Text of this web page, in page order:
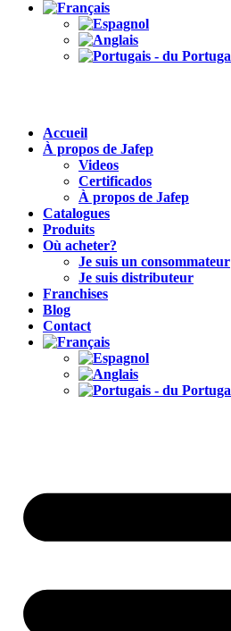
Accueil
À propos de Jafep
Videos
Certificados
À propos de Jafep
Catalogues
Produits
Où acheter?
Je suis un consommateur
Je suis distributeur
Franchises
Blog
Contact